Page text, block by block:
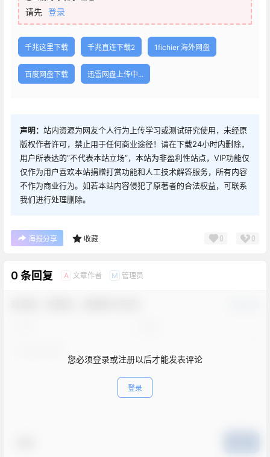
请先 登录
千兆这里下载 千兆直连下载2 1fichier 海外网盘
百度网盘下载 迅雷网盘上传中...
声明： 站内资源为网友个人行为上传学习或测试研究使用，未经原
版权作者许可，禁止用于任何商业途径！请在下载24小时内删除，
用户所表达的“不代表本站立场”，本站为非盈利性站点，VIP功能仅
仅作为用户喜欢本站捐赠打赏功能和人工技术解答服务，所有内容
不作为商业行为。如若本站内容侵犯了原著者的合法权益，可联系
我们进行处理删除。
海报分享 收藏 0 0
0 条回复 A 文章作者 M 管理员
您必须登录或注册以后才能发表评论
登录